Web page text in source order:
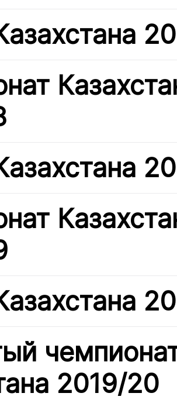
2019/20